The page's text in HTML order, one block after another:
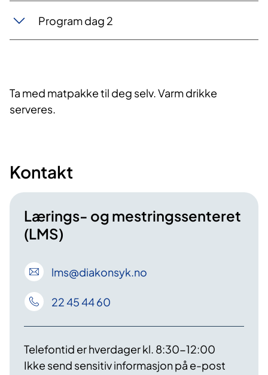
Program dag 2
Ta med matpakke til deg selv. Varm drikke
serveres.
Kontakt
Lærings- og mestringssenteret
(LMS)
lms@diakonsyk.no
22 45 44 60
Telefontid er hverdager kl. 8:30-12:00
Ikke send sensitiv informasjon på e-post